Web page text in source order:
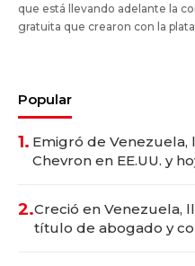
que está llevando adelante la
gratuita que crearon con la
Popular
1. Emigró de Venezuela,
Chevron en EE.UU. y
2.Creció en Venezuela,
título de abogado y